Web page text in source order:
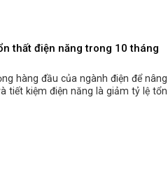
thất điện năng trong 10 tháng
hàng đầu của ngành điện để nâng
tiết kiệm điện năng là giảm tỷ lệ tổn